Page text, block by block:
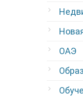
ОАЭ